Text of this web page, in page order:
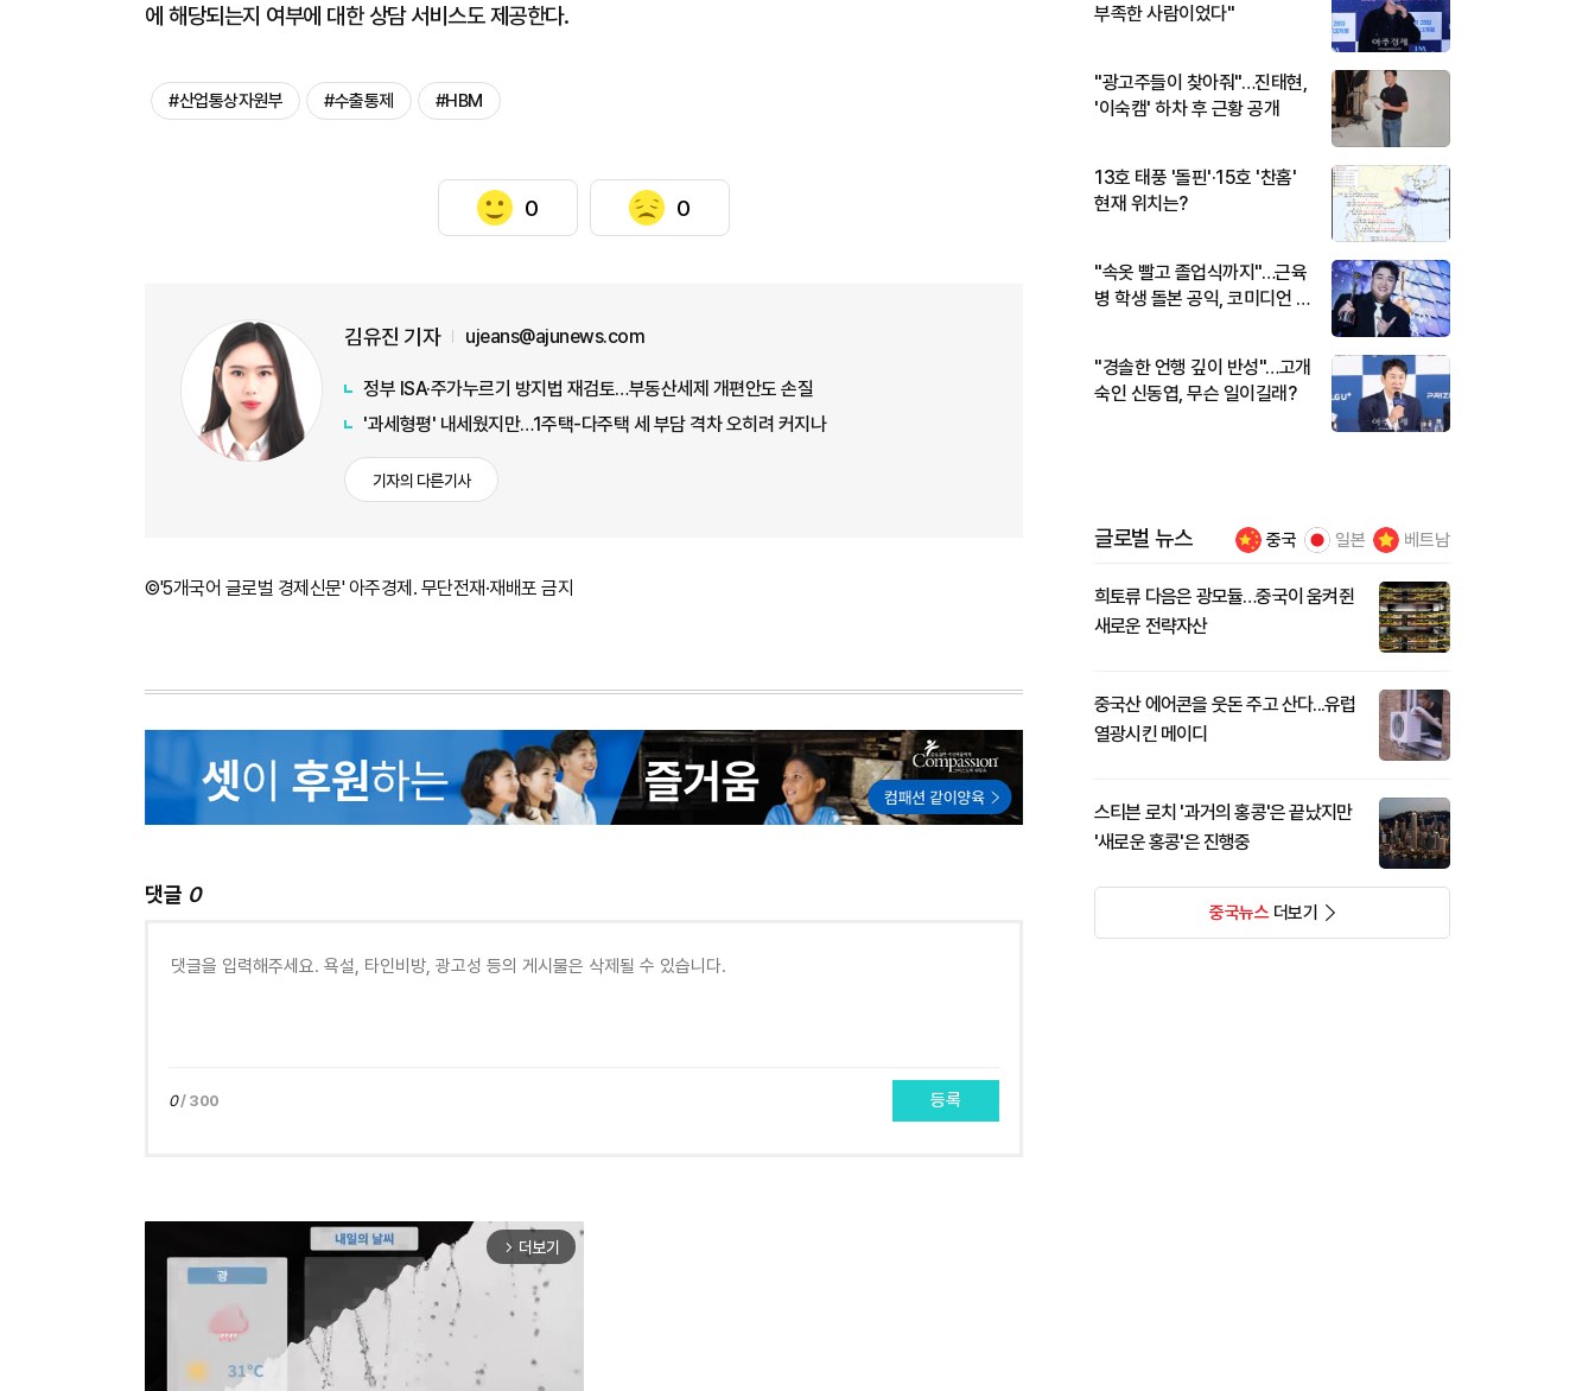
에 해당되는지 여부에 대한 상담 서비스도 제공한다.
#산업통상자원부 #수출통제 #HBM
0 0
김유진 기자 ujeans@ajunews.com
정부 ISA·주가누르기 방지법 재검토…부동산세제 개편안도 손질
'과세형평' 내세웠지만…1주택-다주택 세 부담 격차 오히려 커지나
기자의 다른기사
©'5개국어 글로벌 경제신문' 아주경제. 무단전재·재배포 금지
댓글 0
0/ 300 등록
arrow_forward_ios 더보기
부족한 사람이었다"
"광고주들이 찾아줘"…진태현,
'이숙캠' 하차 후 근황 공개
13호 태풍 '돌핀'·15호 '찬홈'
현재 위치는?
"속옷 빨고 졸업식까지"…근육
병 학생 돌본 공익, 코미디언 김
"경솔한 언행 깊이 반성"…고개
숙인 신동엽, 무슨 일이길래?
글로벌 뉴스 중국 일본 베트남
희토류 다음은 광모듈…중국이 움켜쥔
새로운 전략자산
중국산 에어콘을 웃돈 주고 산다...유럽
열광시킨 메이디
스티븐 로치 '과거의 홍콩'은 끝났지만
'새로운 홍콩'은 진행중
중국뉴스더보기